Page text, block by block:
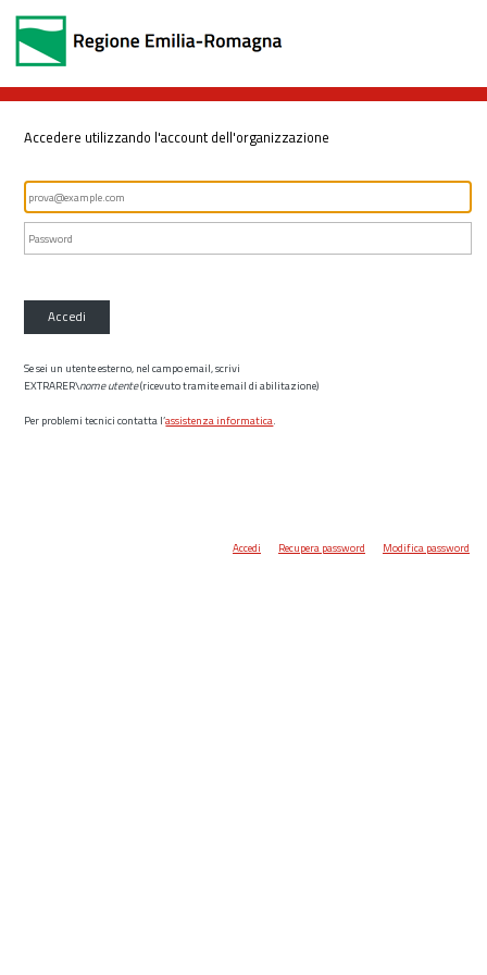
Accedere utilizzando l'account dell'organizzazione
Accedi
Se sei un utente esterno, nel campo email, scrivi
EXTRARER\nome utente(ricevuto tramite email di abilitazione)
Per problemi tecnici contatta l’assistenza informatica.
Accedi Recupera password Modifica password